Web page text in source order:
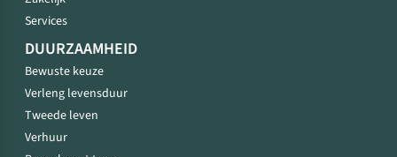
Services
DUURZAAMHEID
Bewuste keuze
Verleng levensduur
Tweede leven
Verhuur